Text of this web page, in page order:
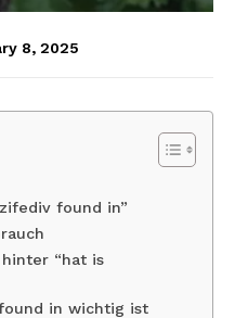
8, 2025
found in”
“hat is
in wichtig ist